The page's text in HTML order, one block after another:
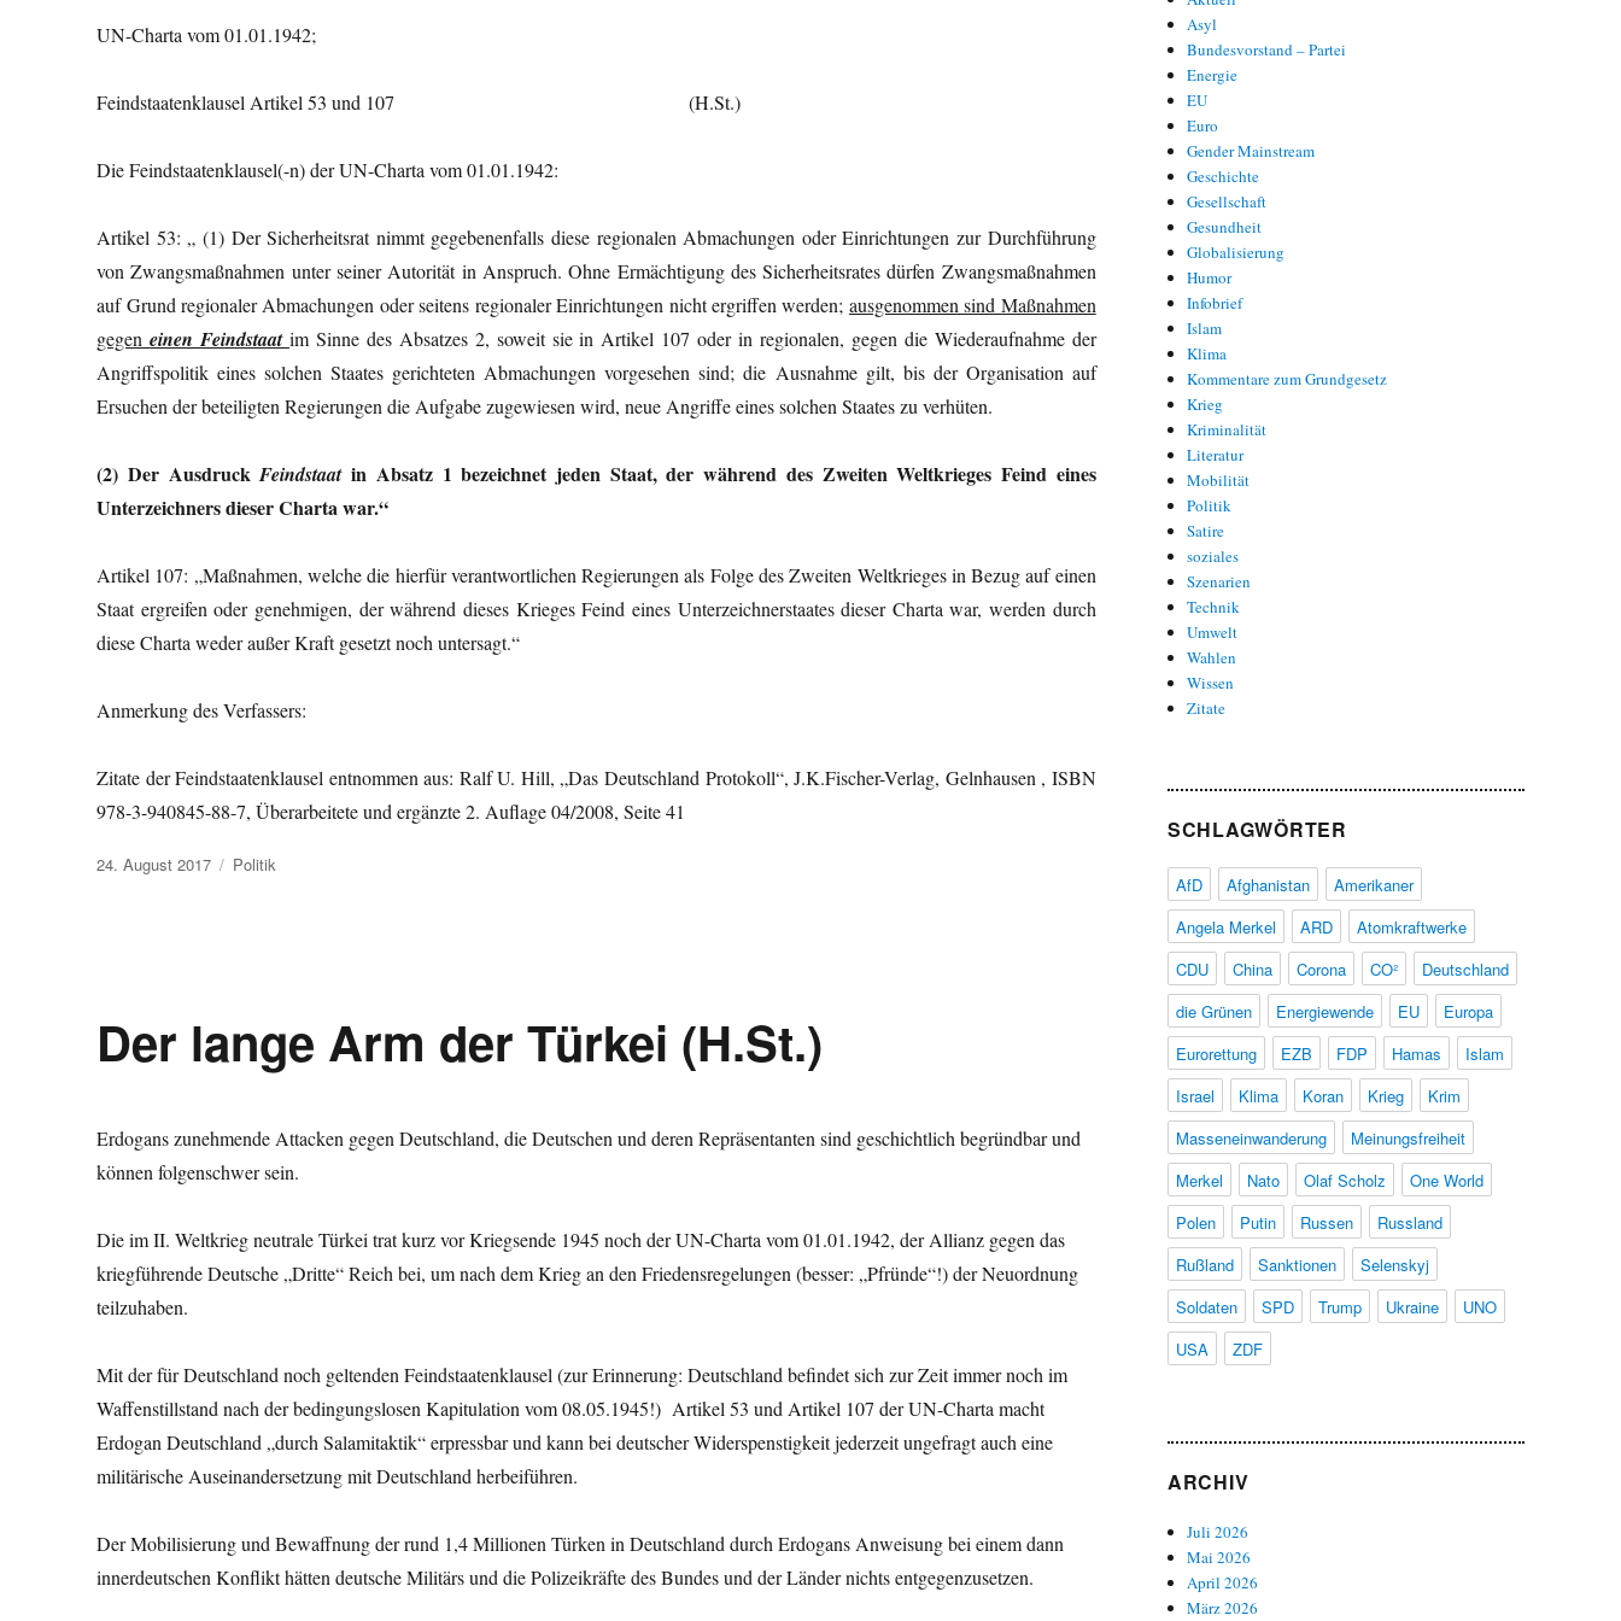
UN-Charta vom 01.01.1942;
Feindstaatenklausel Artikel 53 und 107 (H.St.)
Die Feindstaatenklausel(-n) der UN-Charta vom 01.01.1942:
Artikel 53: „ (1) Der Sicherheitsrat nimmt gegebenenfalls diese regionalen Abmachungen oder Einrichtungen zur Durchführung
von Zwangsmaßnahmen unter seiner Autorität in Anspruch. Ohne Ermächtigung des Sicherheitsrates dürfen Zwangsmaßnahmen
auf Grund regionaler Abmachungen oder seitens regionaler Einrichtungen nicht ergriffen werden; ausgenommen sind Maßnahmen
gegeneinen Feindstaat im Sinne des Absatzes 2, soweit sie in Artikel 107 oder in regionalen, gegen die Wiederaufnahme der
Angriffspolitik eines solchen Staates gerichteten Abmachungen vorgesehen sind; die Ausnahme gilt, bis der Organisation auf
Ersuchen der beteiligten Regierungen die Aufgabe zugewiesen wird, neue Angriffe eines solchen Staates zu verhüten.
(2) Der AusdruckFeindstaatin Absatz 1 bezeichnet jeden Staat, der während des Zweiten Weltkrieges Feind eines
Unterzeichners dieser Charta war.“
Artikel 107: „Maßnahmen, welche die hierfür verantwortlichen Regierungen als Folge des Zweiten Weltkrieges in Bezug auf einen
Staat ergreifen oder genehmigen, der während dieses Krieges Feind eines Unterzeichnerstaates dieser Charta war, werden durch
diese Charta weder außer Kraft gesetzt noch untersagt.“
Anmerkung des Verfassers:
Zitate der Feindstaatenklausel entnommen aus: Ralf U. Hill, „Das Deutschland Protokoll“, J.K.Fischer-Verlag, Gelnhausen , ISBN
978-3-940845-88-7, Überarbeitete und ergänzte 2. Auflage 04/2008, Seite 41
Veröffentlicht
24. August 2017 Kategorien
Politik
Der lange Arm der Türkei (H.St.)
Erdogans zunehmende Attacken gegen Deutschland, die Deutschen und deren Repräsentanten sind geschichtlich begründbar und
können folgenschwer sein.
Die im II. Weltkrieg neutrale Türkei trat kurz vor Kriegsende 1945 noch der UN-Charta vom 01.01.1942, der Allianz gegen das
kriegführende Deutsche „Dritte“ Reich bei, um nach dem Krieg an den Friedensregelungen (besser: „Pfründe“!) der Neuordnung
teilzuhaben.
Mit der für Deutschland noch geltenden Feindstaatenklausel (zur Erinnerung: Deutschland befindet sich zur Zeit immer noch im
Waffenstillstand nach der bedingungslosen Kapitulation vom 08.05.1945!) Artikel 53 und Artikel 107 der UN-Charta macht
Erdogan Deutschland „durch Salamitaktik“ erpressbar und kann bei deutscher Widerspenstigkeit jederzeit ungefragt auch eine
militärische Auseinandersetzung mit Deutschland herbeiführen.
Der Mobilisierung und Bewaffnung der rund 1,4 Millionen Türken in Deutschland durch Erdogans Anweisung bei einem dann
innerdeutschen Konflikt hätten deutsche Militärs und die Polizeikräfte des Bundes und der Länder nichts entgegenzusetzen.
Asyl
Bundesvorstand – Partei
Energie
EU
Euro
Gender Mainstream
Geschichte
Gesellschaft
Gesundheit
Globalisierung
Humor
Infobrief
Islam
Klima
Kommentare zum Grundgesetz
Krieg
Kriminalität
Literatur
Mobilität
Politik
Satire
soziales
Szenarien
Technik
Umwelt
Wahlen
Wissen
Zitate
SCHLAGWÖRTER
AfD Afghanistan
Amerikaner
Angela Merkel
ARD
Atomkraftwerke
CDU
China Corona CO²
Deutschland
die Grünen
Energiewende EU
Europa
Eurorettung
EZB FDP Hamas
Islam
Israel
Klima Koran Krieg
Krim
Masseneinwanderung
Meinungsfreiheit
Merkel
Nato Olaf Scholz
One World
Polen
Putin Russen
Russland
Rußland
Sanktionen
Selenskyj
Soldaten
SPD Trump Ukraine
UNO
USA
ZDF
ARCHIV
Juli 2026
Mai 2026
April 2026
März 2026